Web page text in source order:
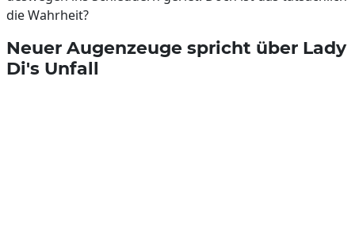
die Wahrheit?
Neuer Augenzeuge spricht über Lady
Di's Unfall